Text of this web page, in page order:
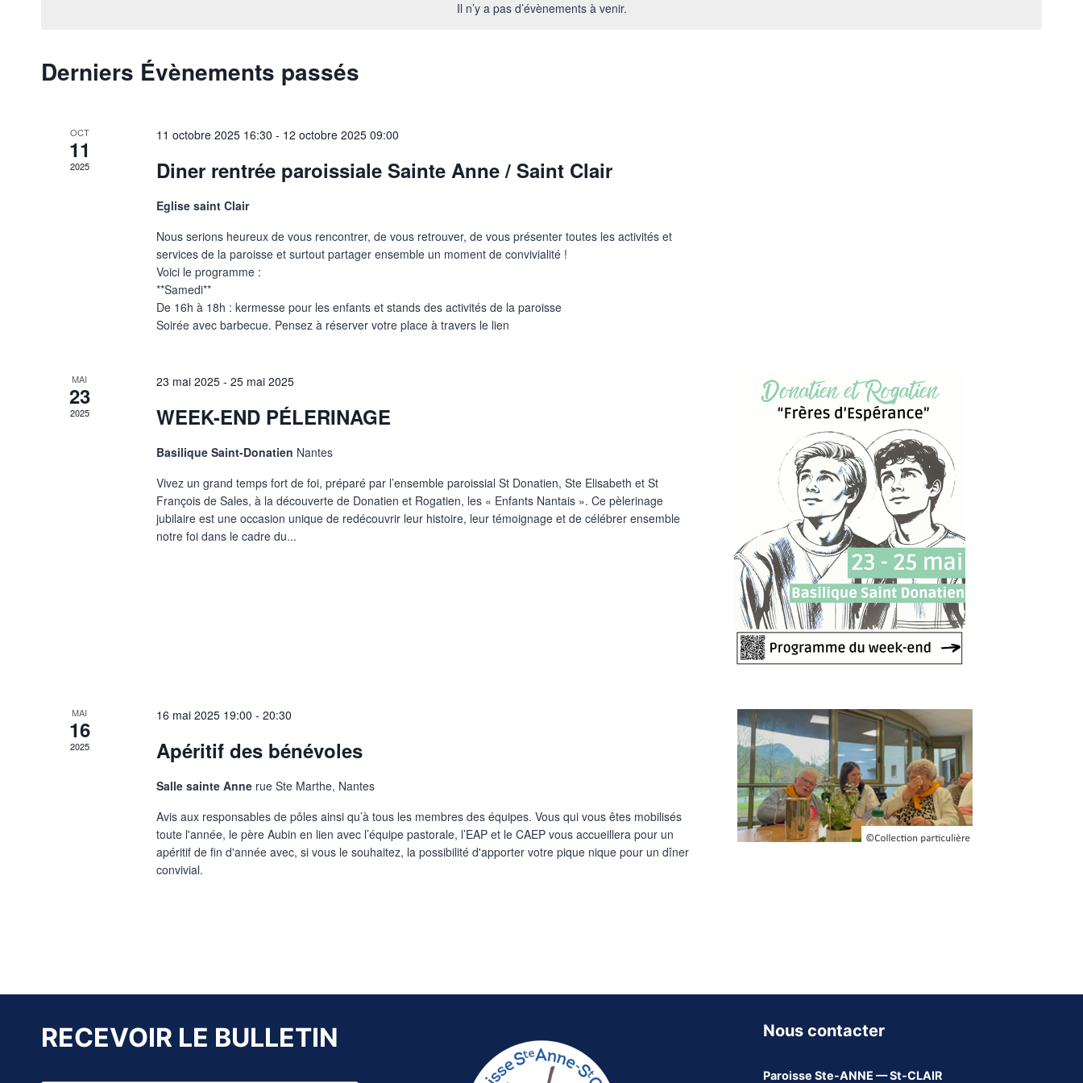
Il n’y a pas d’évènements à venir.
Calendrier
Évènements
Derniers Évènements passés
OCT
11
2025
11 octobre 2025 16:30 - 12 octobre 2025 09:00
Diner rentrée paroissiale Sainte Anne / Saint Clair
Eglise saint Clair
Nous serions heureux de vous rencontrer, de vous retrouver, de vous présenter toutes les activités et
services de la paroisse et surtout partager ensemble un moment de convivialité !
Voici le programme :
**Samedi**
De 16h à 18h : kermesse pour les enfants et stands des activités de la paroisse
Soirée avec barbecue. Pensez à réserver votre place à travers le lien
MAI
23
2025
23 mai 2025 -25 mai 2025
WEEK-END PÉLERINAGE
Basilique Saint-Donatien Nantes
Vivez un grand temps fort de foi, préparé par l’ensemble paroissial St Donatien, Ste Elisabeth et St
François de Sales, à la découverte de Donatien et Rogatien, les « Enfants Nantais ». Ce pèlerinage
jubilaire est une occasion unique de redécouvrir leur histoire, leur témoignage et de célébrer ensemble
notre foi dans le cadre du...
MAI
16
2025
16 mai 2025 19:00 -20:30
Apéritif des bénévoles
Salle sainte Anne rue Ste Marthe, Nantes
Avis aux responsables de pôles ainsi qu’à tous les membres des équipes. Vous qui vous êtes mobilisés
toute l'année, le père Aubin en lien avec l’équipe pastorale, l’EAP et le CAEP vous accueillera pour un
apéritif de fin d'année avec, si vous le souhaitez, la possibilité d'apporter votre pique nique pour un dîner
convivial.
RECEVOIR LE BULLETIN Nous contacter
Paroisse Ste-ANNE — St-CLAIR